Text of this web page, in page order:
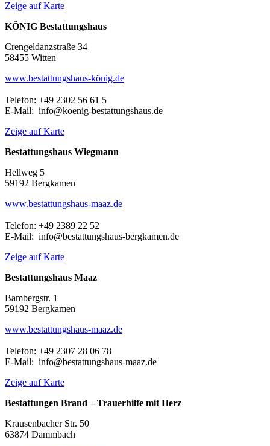
Zeige auf Karte
KÖNIG Bestattungshaus
Crengeldanzstraße 34
58455 Witten
www.bestattungshaus-könig.de
Telefon: +49 2302 56 61 5
E-Mail: info@koenig-bestattungshaus.de
Zeige auf Karte
Bestattungshaus Wiegmann
Hellweg 5
59192 Bergkamen
www.bestattungshaus-maaz.de
Telefon: +49 2389 22 52
E-Mail: info@bestattungshaus-bergkamen.de
Zeige auf Karte
Bestattungshaus Maaz
Bambergstr. 1
59192 Bergkamen
www.bestattungshaus-maaz.de
Telefon: +49 2307 28 06 78
E-Mail: info@bestattungshaus-maaz.de
Zeige auf Karte
Bestattungen Brand – Trauerhilfe mit Herz
Krausenbacher Str. 50
63874 Dammbach